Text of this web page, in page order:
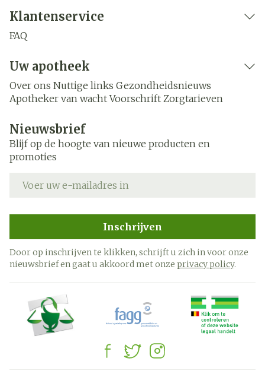
Klantenservice
FAQ
Uw apotheek
Over ons Nuttige links Gezondheidsnieuws
Apotheker van wacht Voorschrift Zorgtarieven
Nieuwsbrief
Blijf op de hoogte van nieuwe producten en
promoties
Inschrijven
Door op inschrijven te klikken, schrijft u zich in voor onze
nieuwsbrief en gaat u akkoord met onze privacy policy.